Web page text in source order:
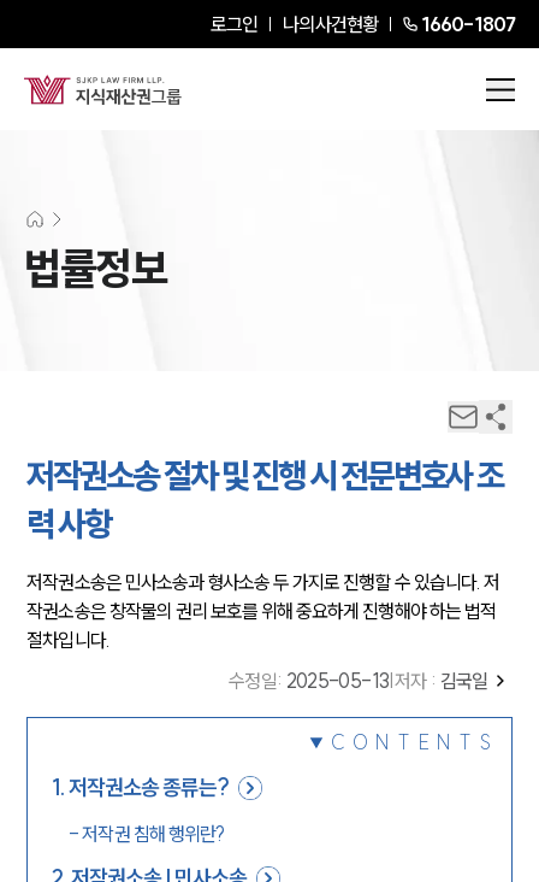
로그인 나의사건현황 1660-1807
법률정보
저작권소송 절차 및 진행 시 전문변호사 조
력 사항
저작권소송은 민사소송과 형사소송 두 가지로 진행할 수 있습니다. 저
작권소송은 창작물의 권리 보호를 위해 중요하게 진행해야 하는 법적
절차입니다.
수정일: 2025-05-13 저자 : 김국일
CONTENTS
1.저작권소송 종류는?
-저작권 침해 행위란?